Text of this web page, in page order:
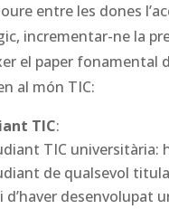
entre les dones
incrementar-ne la
el paper fonamental
al món TIC:
TIC:
TIC universitària:
de qualsevol
d’haver desenvolupat